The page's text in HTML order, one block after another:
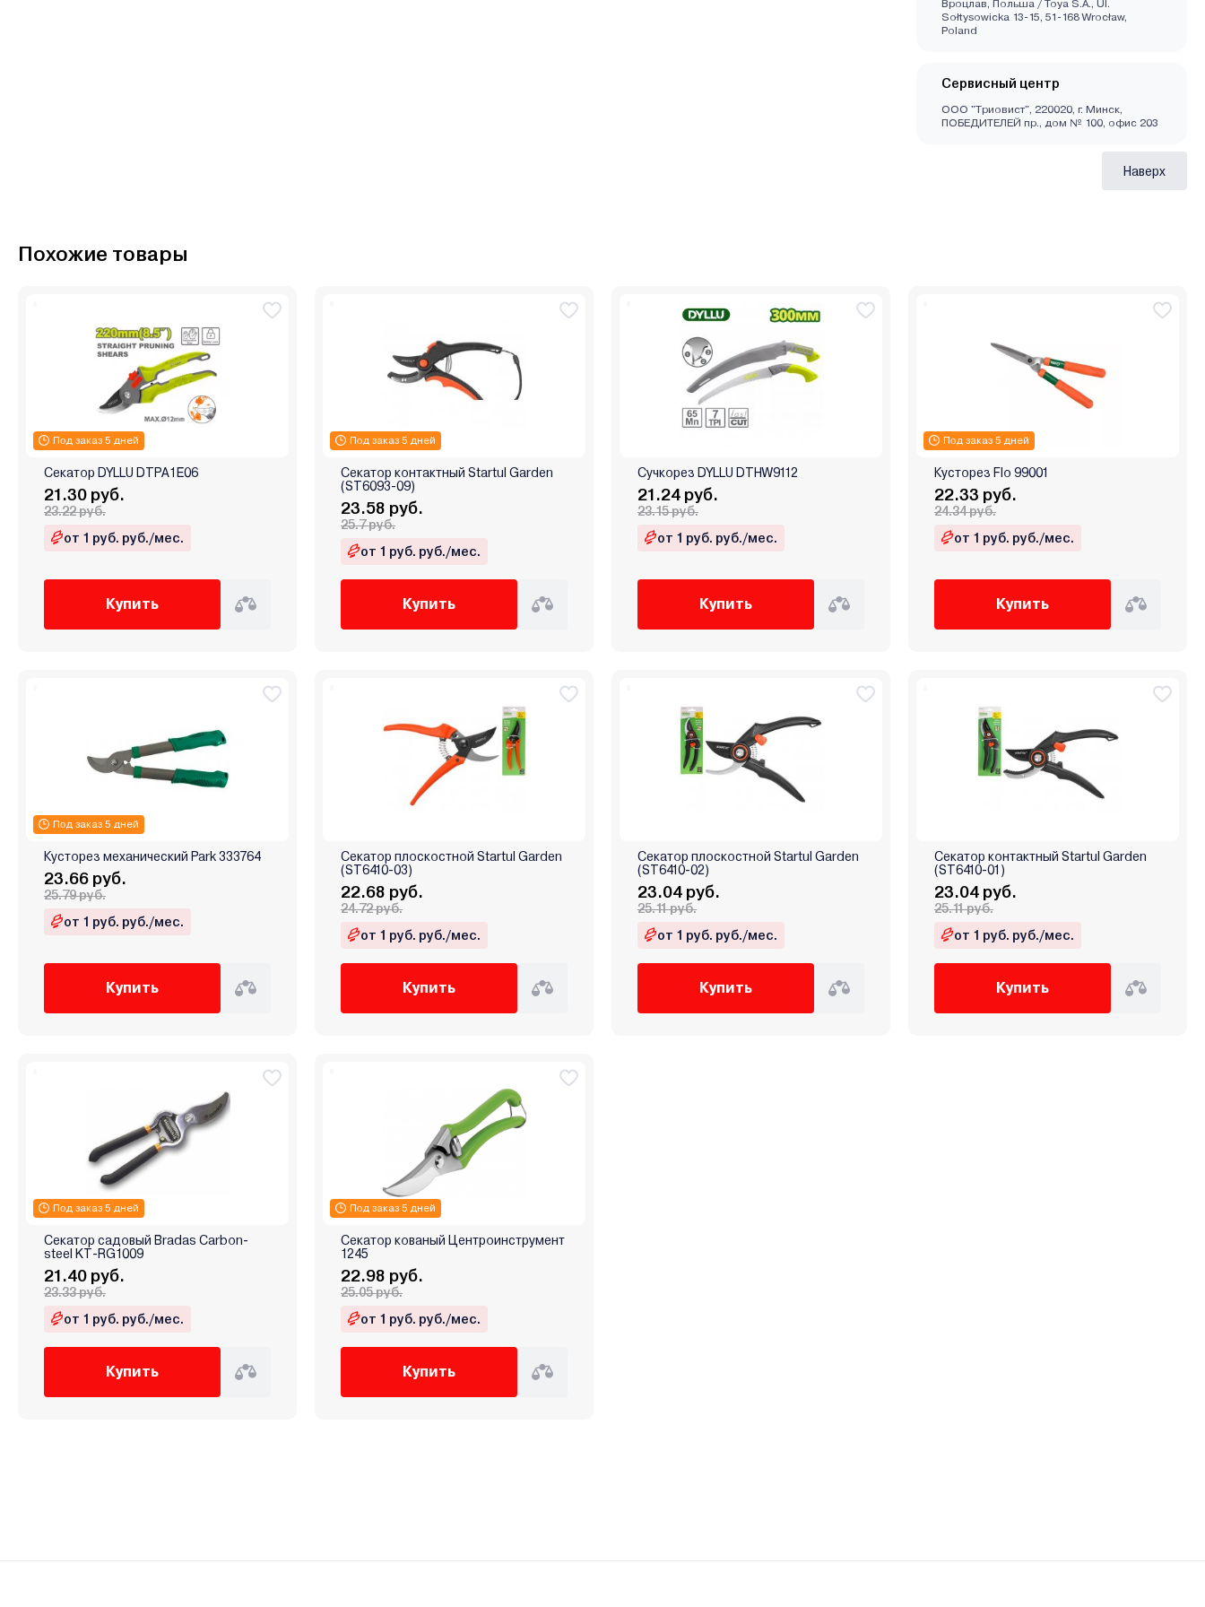
Вроцлав, Польша / Toya S.A., Ul.
Sołtysowicka 13-15, 51-168 Wrocław,
Poland
Сервисный центр
ООО "Триовист", 220020, г. Минск,
ПОБЕДИТЕЛЕЙ пр., дом № 100, офис 203
Наверх
Похожие товары
Под заказ 5 дней
Секатор DYLLU DTPA1E06
21.30 руб.
23.22 руб.
от 1 руб. руб./мес.
Купить
Под заказ 5 дней
Секатор контактный Startul Garden
(ST6093-09)
23.58 руб.
25.7 руб.
от 1 руб. руб./мес.
Купить
Сучкорез DYLLU DTHW9112
21.24 руб.
23.15 руб.
от 1 руб. руб./мес.
Купить
Под заказ 5 дней
Кусторез Flo 99001
22.33 руб.
24.34 руб.
от 1 руб. руб./мес.
Купить
Под заказ 5 дней
Кусторез механический Park 333764
23.66 руб.
25.79 руб.
от 1 руб. руб./мес.
Купить
Секатор плоскостной Startul Garden
(ST6410-03)
22.68 руб.
24.72 руб.
от 1 руб. руб./мес.
Купить
Секатор плоскостной Startul Garden
(ST6410-02)
23.04 руб.
25.11 руб.
от 1 руб. руб./мес.
Купить
Секатор контактный Startul Garden
(ST6410-01)
23.04 руб.
25.11 руб.
от 1 руб. руб./мес.
Купить
Под заказ 5 дней
Секатор садовый Bradas Carbon-
steel KT-RG1009
21.40 руб.
23.33 руб.
от 1 руб. руб./мес.
Купить
Под заказ 5 дней
Секатор кованый Центроинструмент
1245
22.98 руб.
25.05 руб.
от 1 руб. руб./мес.
Купить